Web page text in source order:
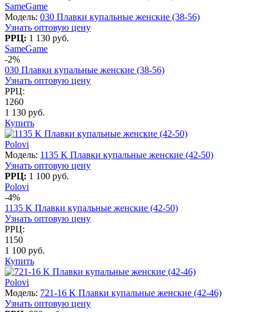
SameGame
Модель: 030 Плавки купальные женские (38-56)
Узнать оптовую цену
РРЦ: 1 130 руб.
SameGame
-2%
030 Плавки купальные женские (38-56)
Узнать оптовую цену
РРЦ:
1260
1 130 руб.
Купить
Polovi
Модель: 1135 K Плавки купальные женские (42-50)
Узнать оптовую цену
РРЦ: 1 100 руб.
Polovi
-4%
1135 K Плавки купальные женские (42-50)
Узнать оптовую цену
РРЦ:
1150
1 100 руб.
Купить
Polovi
Модель: 721-16 K Плавки купальные женские (42-46)
Узнать оптовую цену